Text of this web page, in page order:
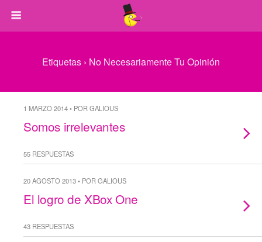
Etiquetas › No Necesariamente Tu Opinión
1 MARZO 2014 • POR GALIOUS
Somos irrelevantes
55 RESPUESTAS
20 AGOSTO 2013 • POR GALIOUS
El logro de XBox One
43 RESPUESTAS